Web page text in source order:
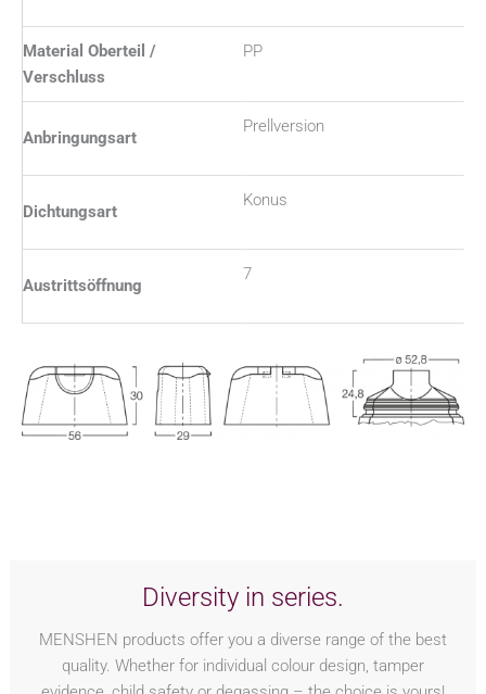
Material Oberteil /
Verschluss
PP
Anbringungsart
Prellversion
Dichtungsart
Konus
Austrittsöffnung
7
Diversity in series.
MENSHEN products offer you a diverse range of the best
quality. Whether for individual colour design, tamper